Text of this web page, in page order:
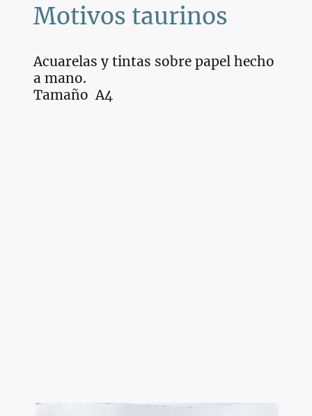
Motivos taurinos
Acuarelas y tintas sobre papel hecho
a mano.
Tamaño A4